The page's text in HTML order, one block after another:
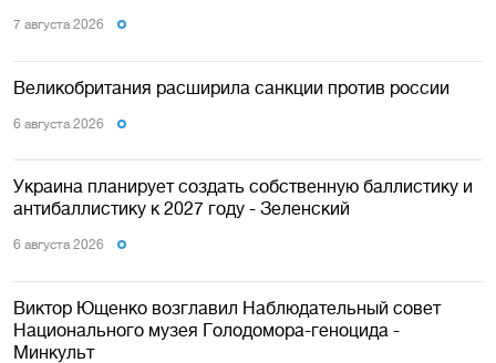
7 августа 2026
Великобритания расширила санкции против россии
6 августа 2026
Украина планирует создать собственную баллистику и
антибаллистику к 2027 году - Зеленский
6 августа 2026
Виктор Ющенко возглавил Наблюдательный совет
Национального музея Голодомора-геноцида -
Минкульт